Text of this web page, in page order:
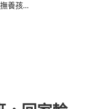
養孩…